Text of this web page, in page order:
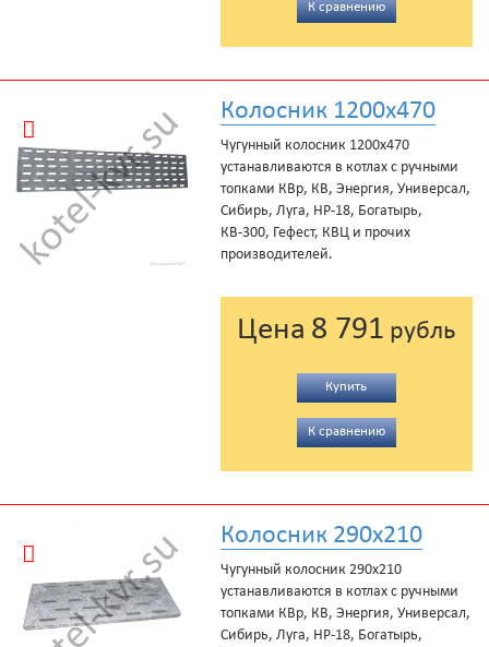
К сравнению
Колосник 1200x470
Чугунный колосник 1200x470
устанавливаются в котлах с ручными
топками КВр, КВ, Энергия, Универсал,
Сибирь, Луга, НР-18, Богатырь,
КВ-300, Гефест, КВЦ и прочих
производителей.
Цена 8 791 рубль
Купить
К сравнению
Колосник 290x210
Чугунный колосник 290x210
устанавливаются в котлах с ручными
топками КВр, КВ, Энергия, Универсал,
Сибирь, Луга, НР-18, Богатырь,